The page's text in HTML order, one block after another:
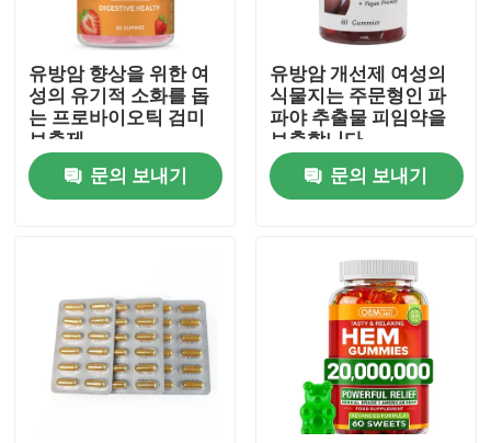
우리에 대하여
공장 여행
품질 관리
인용문을 요구하세요
사람들 본초 보충
유방암 향상을 위한 여
성의 유기적 소화를 돕
는 프로바이오틱 검미
보충제
문의 보내기
유방암 개선제 여성의
식물지는 주문형인 파
파야 추출물 피임약을
보충합니다
문의 보내기